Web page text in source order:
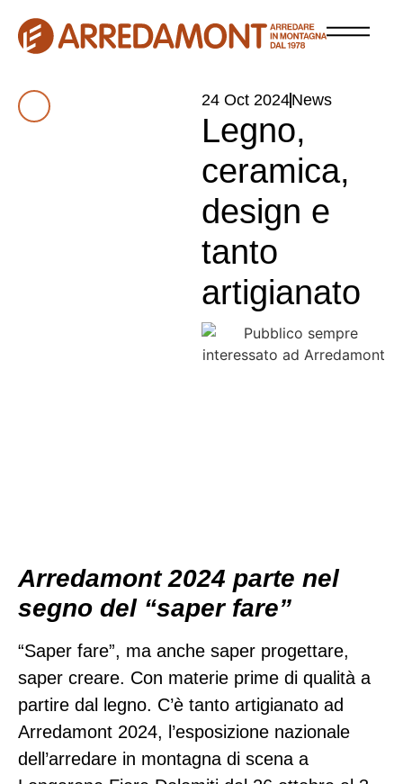
24 Oct 2024News
Legno,
ceramica,
design e
tanto
artigianato
Arredamont 2024 parte nel
segno del “saper fare”
“Saper fare”, ma anche saper progettare,
saper creare. Con materie prime di qualità a
partire dal legno. C’è tanto artigianato ad
Arredamont 2024, l’esposizione nazionale
dell’arredare in montagna di scena a